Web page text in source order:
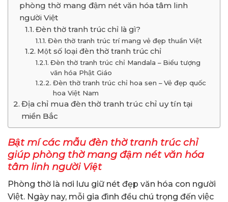
phòng thờ mang đậm nét văn hóa tâm linh
người Việt
Đèn thờ tranh trúc chỉ là gì?
Đèn thờ tranh trúc trí mang vẻ đẹp thuần Việt
Một số loại đèn thờ tranh trúc chỉ
Đèn thờ tranh trúc chỉ Mandala – Biểu tượng
văn hóa Phật Giáo
Đèn thờ tranh trúc chỉ hoa sen – Vẻ đẹp quốc
hoa Việt Nam
Địa chỉ mua đèn thờ tranh trúc chỉ uy tín tại
miền Bắc
Bật mí các mẫu đèn thờ tranh trúc chỉ
giúp phòng thờ mang đậm nét văn hóa
tâm linh người Việt
Phòng thờ là nơi lưu giữ nét đẹp văn hóa con người
Việt. Ngày nay, mỗi gia đình đều chú trọng đến việc